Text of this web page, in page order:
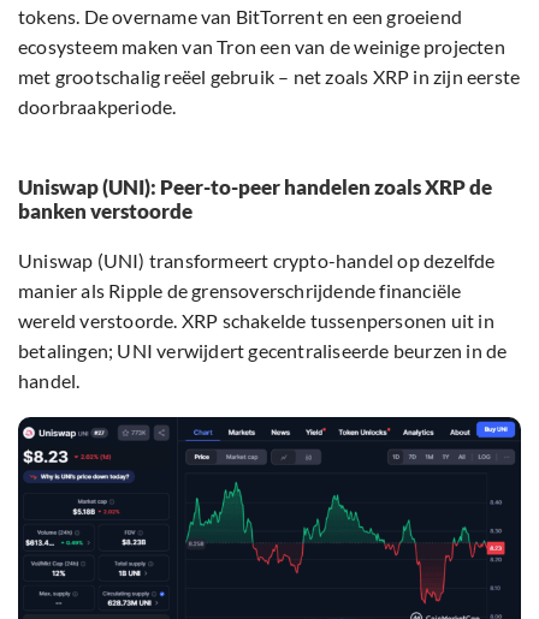
tokens. De overname van BitTorrent en een groeiend
ecosysteem maken van Tron een van de weinige projecten
met grootschalig reëel gebruik – net zoals XRP in zijn eerste
doorbraakperiode.
Uniswap (UNI): Peer-to-peer handelen zoals XRP de
banken verstoorde
Uniswap (UNI) transformeert crypto-handel op dezelfde
manier als Ripple de grensoverschrijdende financiële
wereld verstoorde. XRP schakelde tussenpersonen uit in
betalingen; UNI verwijdert gecentraliseerde beurzen in de
handel.